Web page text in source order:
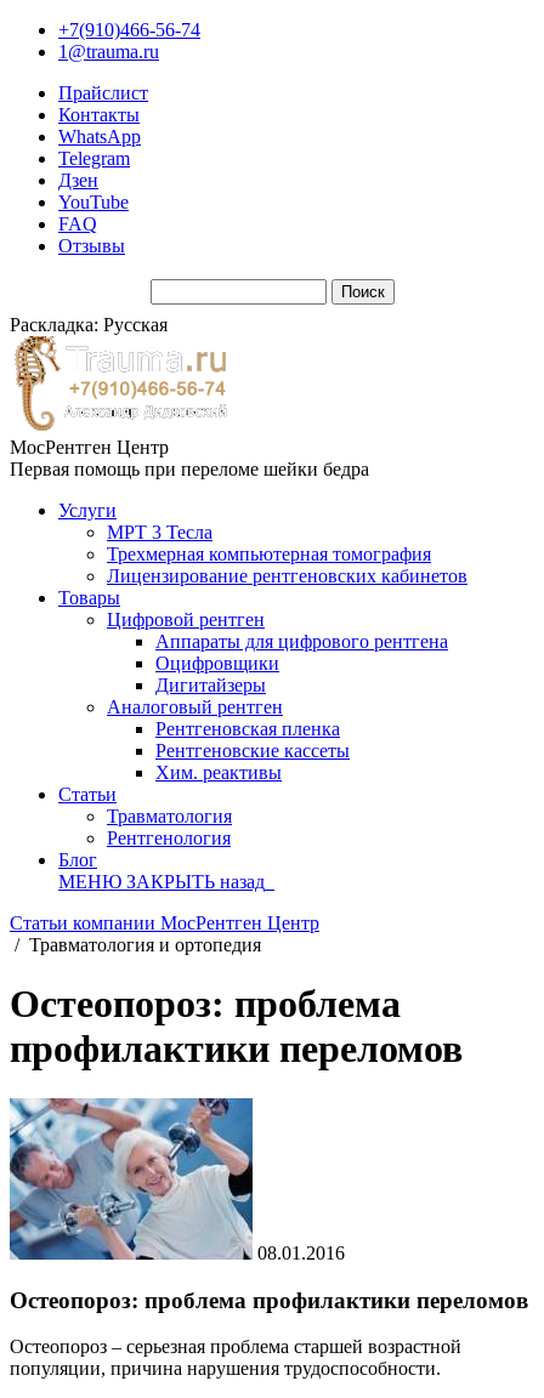
+7(910)466-56-74
1@trauma.ru
Прайслист
Контакты
WhatsApp
Telegram
Дзен
YouTube
FAQ
Отзывы
Раскладка: Русская
МосРентген Центр
Первая помощь при переломе шейки бедра
Услуги
МРТ 3 Тесла
Трехмерная компьютерная томография
Лицензирование рентгеновских кабинетов
Товары
Цифровой рентген
Аппараты для цифрового рентгена
Оцифровщики
Дигитайзеры
Аналоговый рентген
Рентгеновская пленка
Рентгеновские кассеты
Хим. реактивы
Статьи
Травматология
Рентгенология
Блог
МЕНЮ ЗАКРЫТЬ назад
Статьи компании МосРентген Центр
/ Травматология и ортопедия
Остеопороз: проблема
профилактики переломов
08.01.2016
Остеопороз: проблема профилактики переломов
Остеопороз – серьезная проблема старшей возрастной
популяции, причина нарушения трудоспособности.